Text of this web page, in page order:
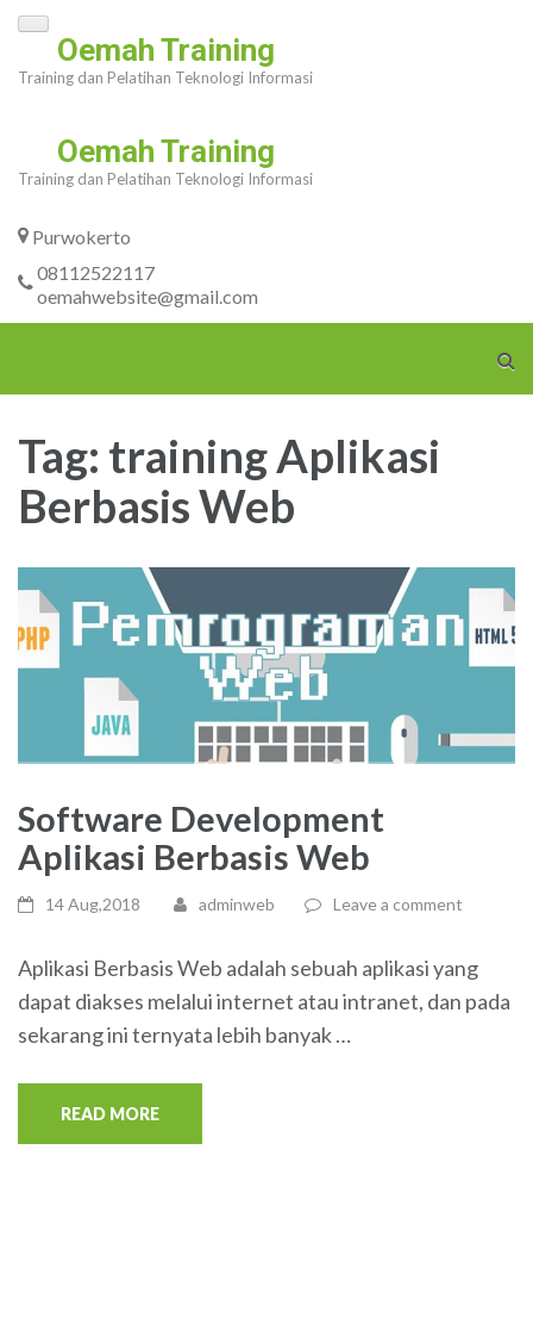
Skip
content
Enter)
Oemah Training
Training dan Pelatihan Teknologi Informasi
Oemah Training
Training dan Pelatihan Teknologi Informasi
Purwokerto
08112522117
oemahwebsite@gmail.com
Tag: training Aplikasi
Berbasis Web
Software Development
Aplikasi Berbasis Web
14 Aug,2018 adminweb Leave a comment
Aplikasi Berbasis Web adalah sebuah aplikasi yang
dapat diakses melalui internet atau intranet, dan pada
sekarang ini ternyata lebih banyak …
READ MORE